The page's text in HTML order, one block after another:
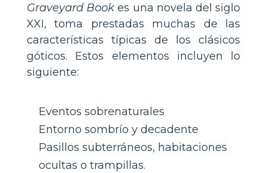
Graveyard Book es una novela del siglo
XXI, toma prestadas muchas de las
características típicas de los clásicos
góticos. Estos elementos incluyen lo
siguiente:
Eventos sobrenaturales
Entorno sombrío y decadente
Pasillos subterráneos, habitaciones
ocultas o trampillas.